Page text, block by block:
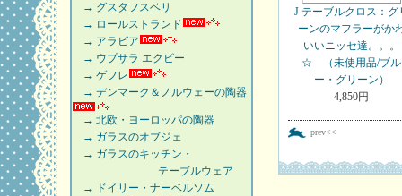
→ グスタフスベリ
→ ロールストランド
→ アラビア
→ ウプサラ エクビー
→ ゲフレ
→ デンマーク＆ノルウェーの陶器
→ 北欧・ヨーロッパの陶器
→ ガラスのオブジェ
→ ガラスのキッチン・
テーブルウェア
→ ドイリー・ナーベルソム
J テーブルクロス：グ
ーンのマフラーがか
いいニッセ達。。。
☆ （未使用品/ブル
ー・グリーン）
4,850円
prev<<